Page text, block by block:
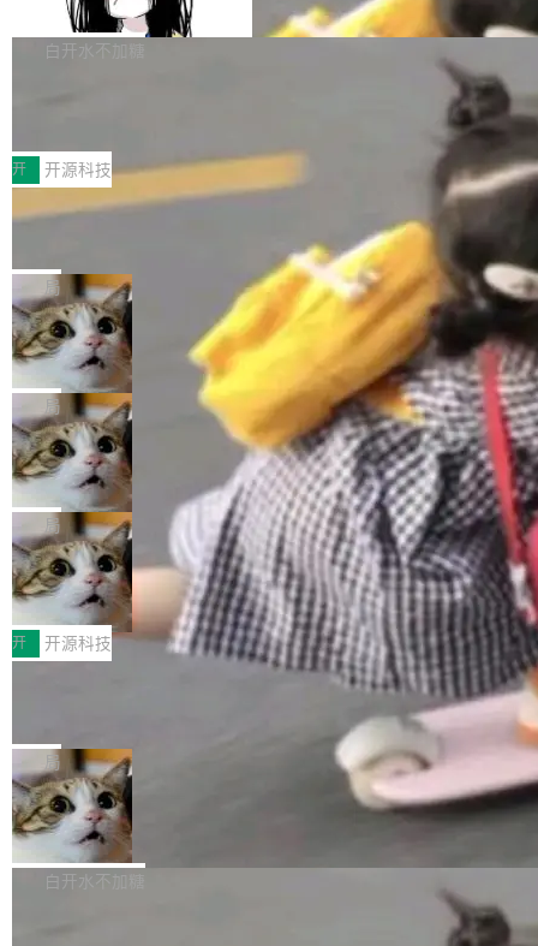
维基百科的替代方案。Lawfare 调查发现，无论
热门页面还是低关注度页面，均未出现近期更
erceptor…五六步之后才能看到第一行翻译文
本。 Solon 换了个方式。整个 i18n 模块围绕三
支持 UPDATE、MERGE INTO 与 Iceb
erg V3
Apache Doris 4.1 要补齐的，正是缺失的那一
半。在已有查询能力的基础上，Doris 进一步支
常维护操作，并完整支持 Iceberg V3 格式。
白开水不加糖
村国家自主创新示范区会议中心开幕。本届大会
由中关村智联软件服务业质量创新联盟主办，以
“智构可信·质创未来——AI原生时代的质量新范
式”为主题，直面AI从实验室走向规模化产业落地
的核心质量命题。会上，《2026智能研发生产力
工具选型手册》发布，Testin云测的Testin XAge
nt智能测试系统入选AI测试领域代表产品。对CI
O而言，这提示了一个转变：AI测试正在从效率
工具升级为企业的质量基础设施。 CIO面对的新
现实 过去两年，CIO们的焦虑清单上多了两项：
一是如何让大模型和智能体应用安全地从PoC走
向生产，二是如何让测试团队跟得上AI应用...
开 开源科技
让非法状态不可表示：一篇关于 ADT
有一种东西，一旦用过就回不去了。Alex Fedos
eev 管它叫"软件设计的基石"。 他说的东西不新
鲜——代数数据类型（ADT），尤其是和类型
（sum type）。但他说清楚了一件事：这不是类
型系统的学术体操，是日常编码的思维方式。 文
章从一个简单的例子切入。一个网站的深色主题
设置，如果用布尔值 + 可空字段来表示——bool
ean 表示是否可切换，nullable 的默认模式、浅
色方案、深色方案——会产生大量无意义的组
合。方案缺了、配置冲突了、全 null 了。要知道
哪些组合有效，作者说，你得靠"文档、校验、或
者部落知识"。 换个写法。Rust 的 enum，两个
变体：Switchable...
局
Cloudflare 开源内部企业 AI 平台 Clou
dflare OS
Cloudflare 发布了一个开源项目 Cloudflare O
S。如果你只看官方博客，你会觉得这是又一
个"AI 知识库 + 聊天机器人"——每个大厂都在
做，没什么新鲜的。 但 Kenton Varda 在 Twitte
r 上把事情说清楚了： 今天我们发布了 Cloudfla
re OS，一个带连接器的聊天机器人，跟其他所
有科技公司做的一样。只不过，实际上它不一
样。这是 Sandstorm.io 的重制版，我十年前的
那个创业公司。不同的是，这次它构建在 Cloudf
lare Workers 上——我花了九年时间搭建的平台
——并且深度集成了 AI。这基本上是我十年秘密
局
Deno 团队开源 Celld，可自托管的分
布式 Durable Objects
Ryan Dahl 领导的 Deno 团队推出了最新开源项
目 Celld，一个能在自己机器上运行 Cloudflare
Workers 和 Durable Objects 的守护进程。 设
计思路很直接：每个对象是一个独立的 SQLite
数据库，按名称寻址，复制到你自己的 S3 兼容
存储库里。节点之间只通过这个存储库协调——
没有控制平面，没有共识协议。每个对象自带一
个小型数据库，应用天然按分片构建，单个数据
库的竞争和爆炸半径问题在设计层面就被消除
了。 闲置的 cell 会休眠到几乎不占资源。当 cel
l 迁移或唤醒时，新宿主从 S3 恢复 SQLite 数据
库继续执行。存储库是持久化的唯一真相...
局
鲁大师7月新机性能/流畅/AI榜：vivo夺
性能、流畅双第一，三星Galaxy Z系列
新折叠缺席
2026年7月的手机市场，由于存储等硬件成本暴
增，手机厂商的日子也不好过啊，新机速度明显
放缓，因此硝烟味淡了许多。新机参数规格除开
高价的三星折叠（三星Galaxy Z Fold8 Ultra / Z
Fold8 / Z Flip8）外，其余要么是中低端机器，
例如iQOO Z11i、REDMI Note 17、REDMI No
te 17 Pro、OPPO K15，要么是vivo X300 E这
样的次旗舰。 Galaxy Z Fold8 Ultra / Z Fold8 /
Z Flip8三款折叠屏新机均在7月22日发布，且全
部搭载骁龙8 Elite Gen5 for Galaxy，它们本该
开 开源科技
Zed 编辑器团队发布了新项目——DeltaDB，一
个在 git commit 之间记录每一次编辑操作的版
本控制系统。目前处于 Early Access 阶段。 De
ltaDB 的核心思路直接写在 landing page 最显
眼的位置：「Software is made between com
mits」——软件是在 commit 之间写出来的。git
局
SpaceXAI 单季资本开支达 183 亿美元
根据风险投资人Tomer Tunguz 博客（VC 分
析）披露的最新分析与第二季度业绩报告，Spac
白开水不加糖